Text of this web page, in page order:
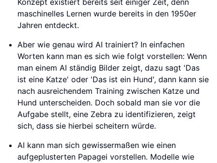
Konzept existiert bereits seit einiger Zeit, denn
maschinelles Lernen wurde bereits in den 1950er
Jahren entdeckt.
Aber wie genau wird AI trainiert? In einfachen
Worten kann man es sich wie folgt vorstellen: Wenn
man einem AI ständig Bilder zeigt, dazu sagt 'Das
ist eine Katze' oder 'Das ist ein Hund', dann kann sie
nach ausreichendem Training zwischen Katze und
Hund unterscheiden. Doch sobald man sie vor die
Aufgabe stellt, eine Zebra zu identifizieren, zeigt
sich, dass sie hierbei scheitern würde.
AI kann man sich gewissermaßen wie einen
aufgeplusterten Papagei vorstellen. Modelle wie